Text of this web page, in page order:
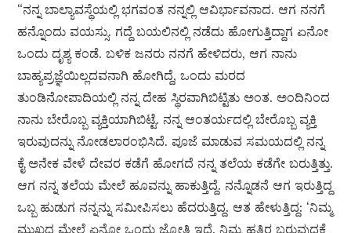
“ನನ್ನ ಬಾಲ್ಯಾವಸ್ಥೆಯಲ್ಲಿ ಭಗವಂತ ನನ್ನಲ್ಲಿ ಆವಿರ್ಭಾವನಾದ. ಆಗ ನನಗೆ
ಹನ್ನೊಂದು ವಯಸ್ಸು. ಗದ್ದೆ ಬಯಲಿನಲ್ಲಿ ನಡೆದು ಹೋಗುತ್ತಿದ್ದಾಗ ಏನೋ
ಒಂದು ದೃಶ್ಯ ಕಂಡೆ. ಬಳಿಕ ಜನರು ನನಗೆ ಹೇಳಿದರು, ಆಗ ನಾನು
ಬಾಹ್ಯಪ್ರಜ್ಞೆಯಿಲ್ಲದವನಾಗಿ ಹೋಗಿದ್ದೆ, ಒಂದು ಮರದ
ತುಂಡಿನೋಪಾದಿಯಲ್ಲಿ ನನ್ನ ದೇಹ ಸ್ಥಿರವಾಗಿಬಿಟ್ಟಿತು ಅಂತ. ಅಂದಿನಿಂದ
ನಾನು ಬೇರೊಬ್ಬ ವ್ಯಕ್ತಿಯಾಗಿಬಿಟ್ಟೆ. ನನ್ನ ಆಂತರ್ಯದಲ್ಲಿ ಬೇರೊಬ್ಬ ವ್ಯಕ್ತಿ
ಇರುವುದನ್ನು ನೋಡಲಾರಂಭಿಸಿದೆ. ಪೂಜೆ ಮಾಡುವ ಸಮಯದಲ್ಲಿ ನನ್ನ
ಕೈ ಅನೇಕ ವೇಳೆ ದೇವರ ಕಡೆಗೆ ಹೋಗದೆ ನನ್ನ ತಲೆಯ ಕಡೆಗೇ ಬರುತ್ತಿತ್ತು.
ಆಗ ನನ್ನ ತಲೆಯ ಮೇಲೆ ಹೂವನ್ನು ಹಾಕುತ್ತಿದ್ದೆ. ನನ್ನೊಡನೆ ಆಗ ಇರುತ್ತಿದ್ದ
ಒಬ್ಬ ಹುಡುಗ ನನ್ನನ್ನು ಸಮೀಪಿಸಲು ಹೆದರುತ್ತಿದ್ದ. ಆತ ಹೇಳುತ್ತಿದ್ದ: ‘ನಿಮ್ಮ
ಮುಖದ ಮೇಲೆ ಏನೋ ಒಂದು ಜ್ಯೋತಿ ಇದೆ. ನಿಮ್ಮ ಹತ್ತಿರ ಬರುವುದಕ್ಕೆ